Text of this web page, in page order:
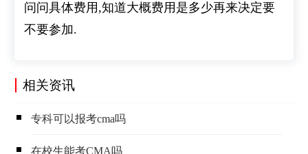
问问具体费用,知道大概费用是多少再来决定要
不要参加.
相关资讯
​专科可以报考cma吗
​在校生能考CMA吗